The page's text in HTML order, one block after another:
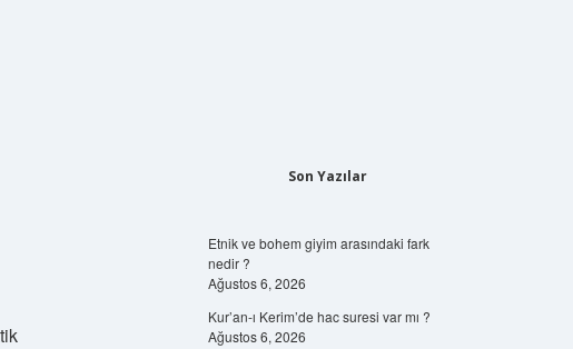
Son Yazılar
Etnik ve bohem giyim arasındaki fark
nedir ?
Ağustos 6, 2026
Kur’an-ı Kerim’de hac suresi var mı ?
Ağustos 6, 2026